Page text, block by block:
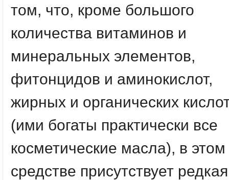
том, что, кроме большого
количества витаминов и
минеральных элементов,
фитонцидов и аминокислот,
жирных и органических
(ими богаты практически все
косметические масла), в этом
средстве присутствует редкая